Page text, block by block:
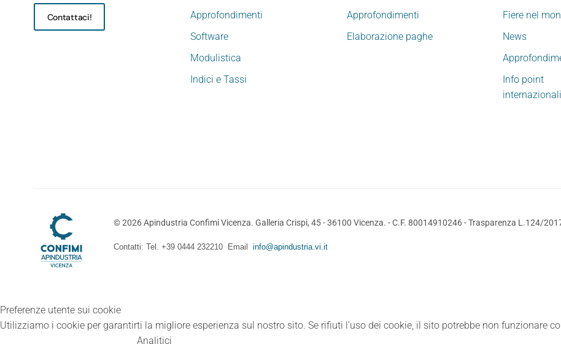
Contattaci!
Approfondimenti
Software
Modulistica
Indici e Tassi
Approfondimenti
Elaborazione paghe
Fiere nel
News
Info point
©2026Apindustria Confimi Vicenza. Galleria Crispi, 45 - 36100 Vicenza. - C.F. 80014910246 -Trasparenza L.124/
Contatti: Tel. +39 0444 232210 Email info@apindustria.vi.it
Preferenze utente sui cookie
Utilizziamo i cookie per garantirti la migliore esperienza sul nostro sito. Se rifiuti l’uso dei cookie, il sito potrebbe non funzionare
Analitici